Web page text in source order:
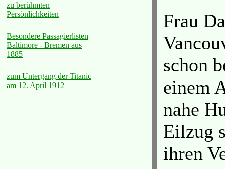
zu berühmten
Persönlichkeiten
Besondere Passagierlisten
Baltimore - Bremen aus
1885
zum Untergang der Titanic
am 12. April 1912
Frau
schon
einem
nahe
Eilzug
ihren